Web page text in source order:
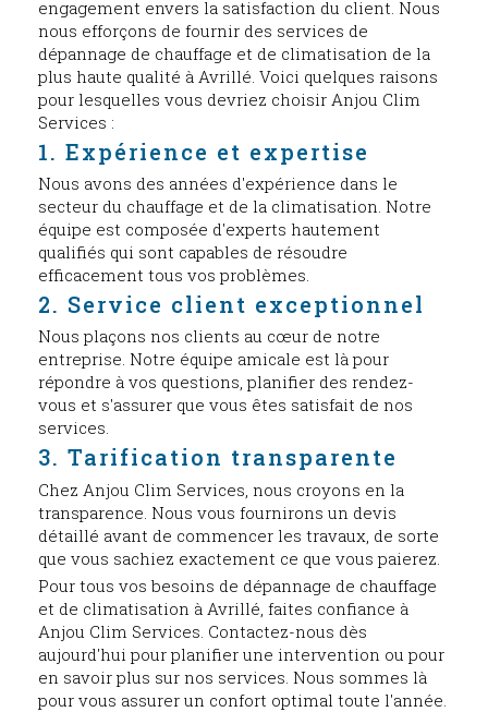
engagement envers la satisfaction du client. Nous
nous efforçons de fournir des services de
dépannage de chauffage et de climatisation de la
plus haute qualité à Avrillé. Voici quelques raisons
pour lesquelles vous devriez choisir Anjou Clim
Services :
1. Expérience et expertise
Nous avons des années d'expérience dans le
secteur du chauffage et de la climatisation. Notre
équipe est composée d'experts hautement
qualifiés qui sont capables de résoudre
efficacement tous vos problèmes.
2. Service client exceptionnel
Nous plaçons nos clients au cœur de notre
entreprise. Notre équipe amicale est là pour
répondre à vos questions, planifier des rendez-
vous et s'assurer que vous êtes satisfait de nos
services.
3. Tarification transparente
Chez Anjou Clim Services, nous croyons en la
transparence. Nous vous fournirons un devis
détaillé avant de commencer les travaux, de sorte
que vous sachiez exactement ce que vous paierez.
Pour tous vos besoins de dépannage de chauffage
et de climatisation à Avrillé, faites confiance à
Anjou Clim Services. Contactez-nous dès
aujourd'hui pour planifier une intervention ou pour
en savoir plus sur nos services. Nous sommes là
pour vous assurer un confort optimal toute l'année.